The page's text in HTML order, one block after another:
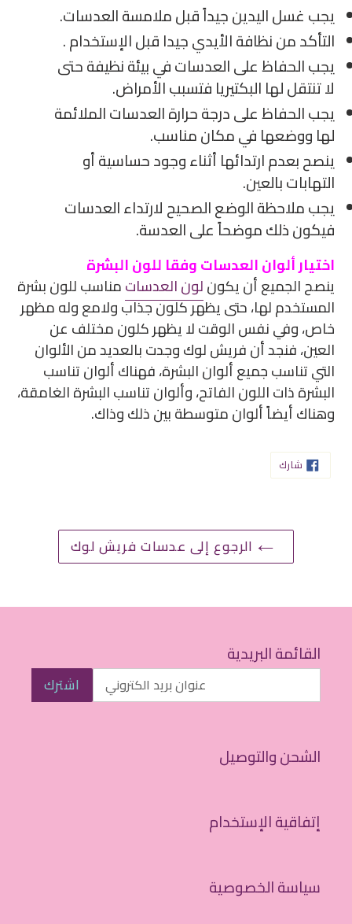
يجب غسل اليدين جيداً قبل ملامسة العدسات.
التأكد من نظافة الأيدي جيدا قبل الإستخدام .
يجب الحفاظ على العدسات في بيئة نظيفة حتى
لا تنتقل لها البكتيريا فتسبب الأمراض.
يجب الحفاظ على درجة حرارة العدسات الملائمة
لها ووضعها في مكان مناسب.
ينصح بعدم ارتدائها أثناء وجود حساسية أو
التهابات بالعين.
يجب ملاحظة الوضع الصحيح لارتداء العدسات
فيكون ذلك موضحاً على العدسة.
اختيار ألوان العدسات وفقا للون البشرة
ينصح الجميع أن يكونلون العدساتمناسب للون بشرة
المستخدم لها، حتى يظهر كلون جذاب ولامع وله مظهر
خاص، وفي نفس الوقت لا يظهر كلون مختلف عن
العين، فنجد أن فريش لوك وجدت بالعديد من الألوان
التي تناسب جميع ألوان البشرة، فهناك ألوان تناسب
البشرة ذات اللون الفاتح، وألوان تناسب البشرة الغامقة،
وهناك أيضاً ألوان متوسطة بين ذلك وذاك.
شاركشارك
على
الفيسبوك
الرجوع إلى عدسات فريش لوك
القائمة البريدية
اشترك
الشحن والتوصيل
إتفاقية الإستخدام
سياسة الخصوصية